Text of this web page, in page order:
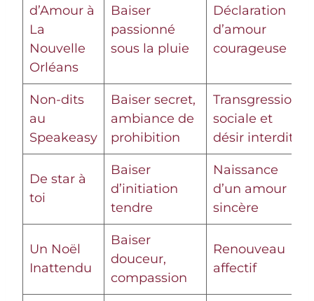
d’Amour à
La
Nouvelle
Orléans
Baiser
passionné
sous la pluie
Déclaration
d’amour
courageuse
Non-dits
au
Speakeasy
Baiser secret,
ambiance de
prohibition
Transgression
sociale et
désir interdit
De star à
toi
Baiser
d’initiation
tendre
Naissance
d’un amour
sincère
Un Noël
Inattendu
Baiser
douceur,
compassion
Renouveau
affectif